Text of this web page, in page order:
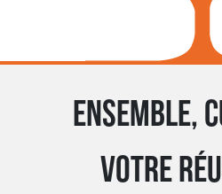
Ensemble,
votre